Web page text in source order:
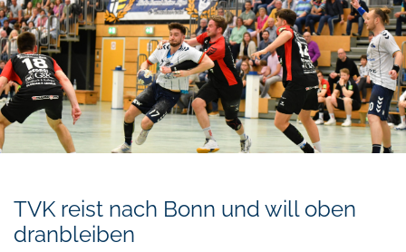
TVK reist nach Bonn und will oben
dranbleiben